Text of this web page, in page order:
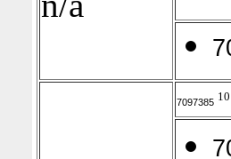
7097385 10